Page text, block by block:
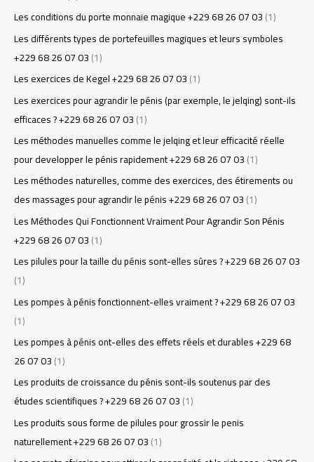
Les conditions du porte monnaie magique +229 68 26 07 03(1)
Les différents types de portefeuilles magiques et leurs symboles
+229 68 26 07 03(1)
Les exercices de Kegel +229 68 26 07 03(1)
Les exercices pour agrandir le pénis (par exemple, le jelqing) sont-ils
efficaces ? +229 68 26 07 03(1)
Les méthodes manuelles comme le jelqing et leur efficacité réelle
pour developper le pénis rapidement +229 68 26 07 03(1)
Les méthodes naturelles, comme des exercices, des étirements ou
des massages pour agrandir le pénis +229 68 26 07 03(1)
Les Méthodes Qui Fonctionnent Vraiment Pour Agrandir Son Pénis
+229 68 26 07 03(1)
Les pilules pour la taille du pénis sont-elles sûres ? +229 68 26 07 03
(1)
Les pompes à pénis fonctionnent-elles vraiment ? +229 68 26 07 03
(1)
Les pompes à pénis ont-elles des effets réels et durables +229 68
26 07 03(1)
Les produits de croissance du pénis sont-ils soutenus par des
études scientifiques ? +229 68 26 07 03(1)
Les produits sous forme de pilules pour grossir le penis
naturellement +229 68 26 07 03(1)